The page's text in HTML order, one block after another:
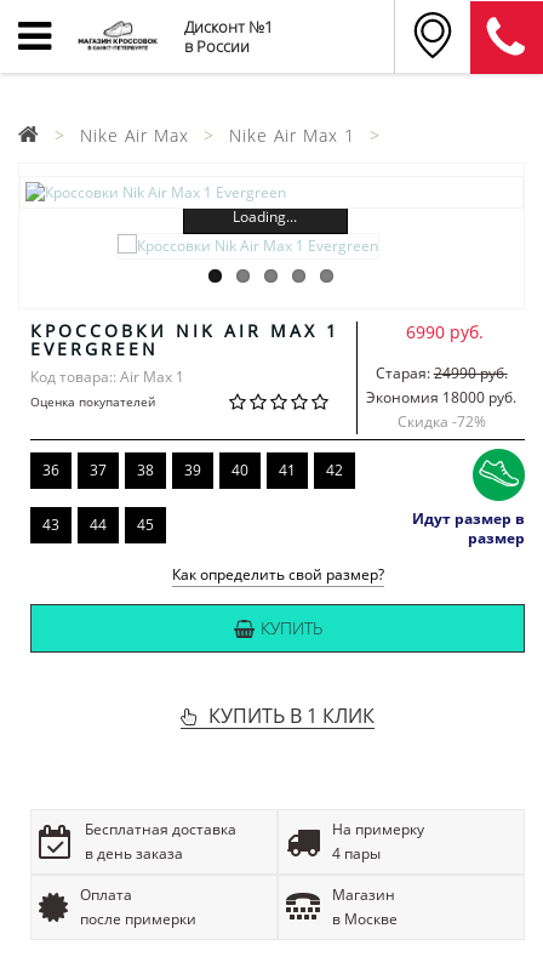
Дисконт №1
в России
Nike Air Max Nike Air Max 1
Loading...
КРОССОВКИ NIK AIR MAX 1
EVERGREEN
Код товара:: Air Max 1
Оценка покупателей
6990 руб.
Старая:24990 руб.
Экономия 18000 руб.
Скидка -72%
36 37 38 39 40 41 42
43 44 45
Идут размер в
размер
Как определить свой размер?
КУПИТЬ
КУПИТЬ В 1 КЛИК
Бесплатная доставка
в день заказа
На примерку
4 пары
Оплата
после примерки
Магазин
в Москве